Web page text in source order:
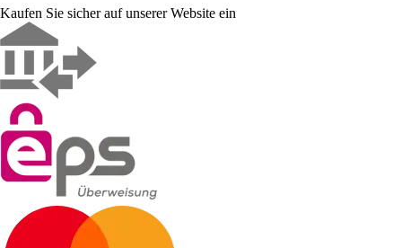
Kaufen Sie sicher auf unserer Website ein